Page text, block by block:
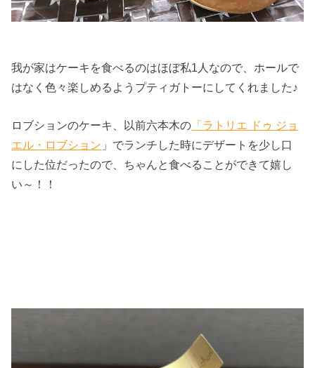
我が家はケーキを食べるのはほぼ私1人なので、ホールで
はなく色々楽しめるようプティガトーにしてくれました♪
ロブションのケーキ、以前六本木の 「ラトリエ ドゥ ジョ
エル・ロブション 」でランチした時にデザートを少し口
にした位だったので、ちゃんと食べることができて嬉し
い～！！